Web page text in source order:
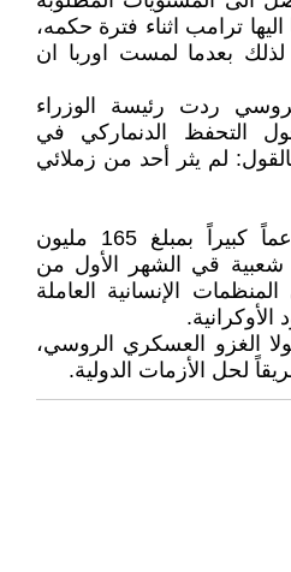
ترامب اثناء فترة حكمه،
بعدما لمست اوربا ان
ردت رئيسة الوزراء
التحفظ الدنماركي في
بالقول: لم يثر أحد من زملائي
قدم الشعب الدنماركي دعماً كبيراً بمبلغ 165 مليون
شعبية قي الشهر الأول من
الإنسانية العاملة
الغزو العسكري الروسي،
لحل الأزمات الدولية.